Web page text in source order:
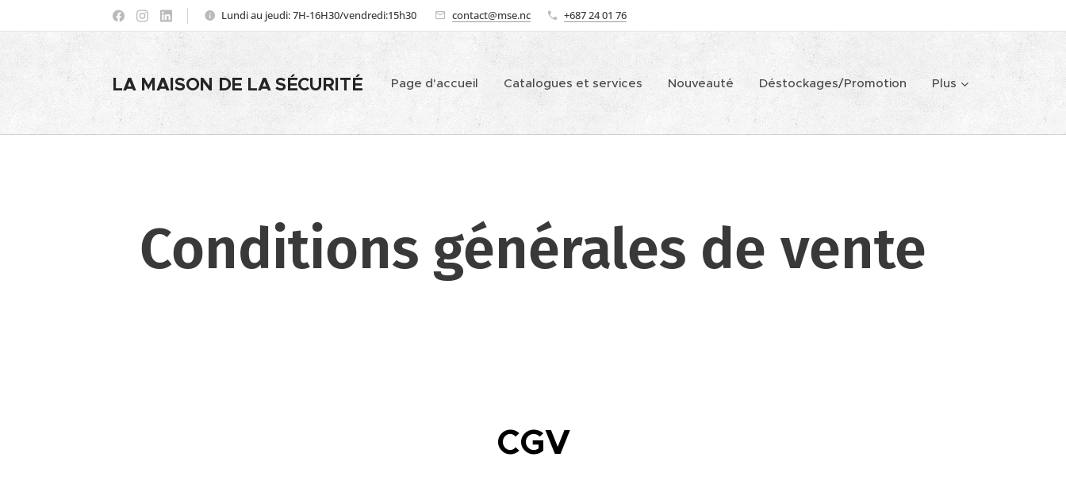
Lundi au jeudi: 7H-16H30/vendredi:15h30 contact@mse.nc +687 24 01 76
LA MAISON DE LA SÉCURITÉ Page d'accueil Catalogues et services Nouveauté Déstockages/Promotion Plus
Conditions générales de vente
CGV